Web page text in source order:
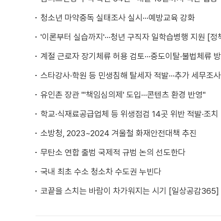
청소년 마약중독 실태조사 실시···예방교육 강화
'이론부터 실습까지'···청년 구직자 일학습병행 지원 [정
계절 근로자 장기체류 허용 검토···중도이탈·불법체류 방
스타강사·학원 등 민생침해 탈세자 적발···추가 세무조사
유인촌 장관 "'책임심의제' 도입···콘텐츠 환경 반영"
학교·식재료공급업체 등 위생점검 14곳 위반 적발·조치
소방청, 2023~2024 겨울철 화재안전대책 추진
무탄소 연합 출범 국제적 규범 논의 선도한다
국내 최초 수소 청소차 수도권 누빈다
코끝을 스치는 바람이 차가워지는 시기 [일상공감365]